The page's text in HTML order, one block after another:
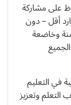
على مشاركة
أقل – دون
وخاضعة
في التعليم
التعلم وتعزيز